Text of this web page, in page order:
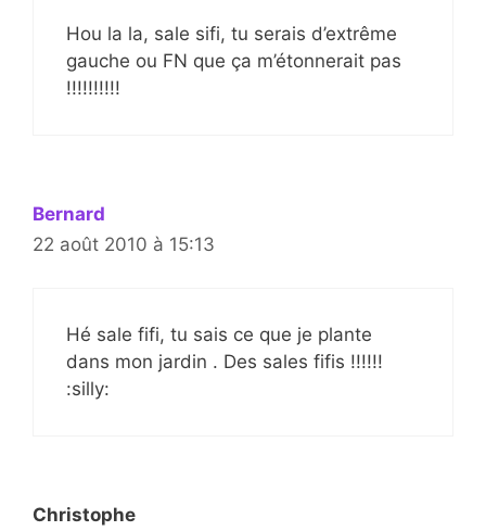
Hou la la, sale sifi, tu serais d’extrême
gauche ou FN que ça m’étonnerait pas
!!!!!!!!!!
Bernard
22 août 2010 à 15:13
Hé sale fifi, tu sais ce que je plante
dans mon jardin . Des sales fifis !!!!!!
:silly:
Christophe